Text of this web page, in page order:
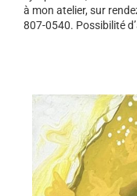
à mon atelier, sur
807-0540. Possibilité